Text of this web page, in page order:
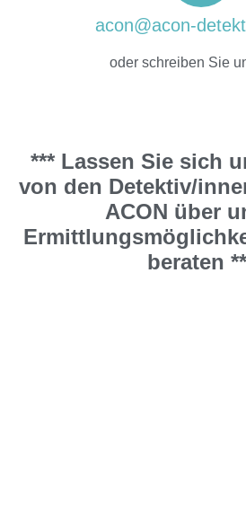
acon@acon-
oder schreiben Sie
*** Lassen Sie sich
von den Detektiv/
ACON über
beraten